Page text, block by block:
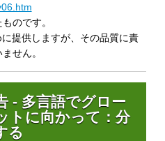
のです。
提供しますが、その品質に責
せん。
- 多言語でグロー
トに向かって：分
る